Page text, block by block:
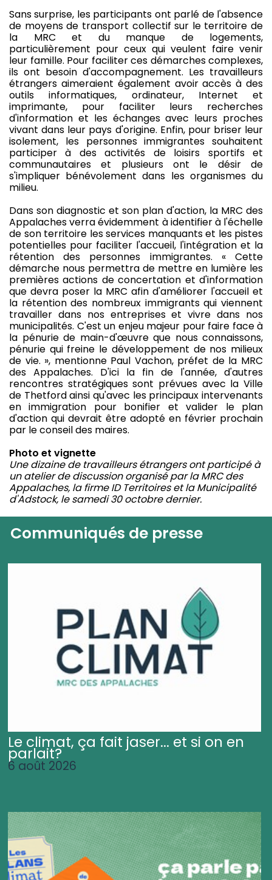
Sans surprise, les participants ont parlé de l'absence
de moyens de transport collectif sur le territoire de
la MRC et du manque de logements,
particulièrement pour ceux qui veulent faire venir
leur famille. Pour faciliter ces démarches complexes,
ils ont besoin d'accompagnement. Les travailleurs
étrangers aimeraient également avoir accès à des
outils informatiques, ordinateur, Internet et
imprimante, pour faciliter leurs recherches
d'information et les échanges avec leurs proches
vivant dans leur pays d'origine. Enfin, pour briser leur
isolement, les personnes immigrantes souhaitent
participer à des activités de loisirs sportifs et
communautaires et plusieurs ont le désir de
s'impliquer bénévolement dans les organismes du
milieu.
Dans son diagnostic et son plan d'action, la MRC des
Appalaches verra évidemment à identifier à l'échelle
de son territoire les services manquants et les pistes
potentielles pour faciliter l'accueil, l'intégration et la
rétention des personnes immigrantes. « Cette
démarche nous permettra de mettre en lumière les
premières actions de concertation et d'information
que devra poser la MRC afin d'améliorer l'accueil et
la rétention des nombreux immigrants qui viennent
travailler dans nos entreprises et vivre dans nos
municipalités. C'est un enjeu majeur pour faire face à
la pénurie de main-d'œuvre que nous connaissons,
pénurie qui freine le développement de nos milieux
de vie. », mentionne Paul Vachon, préfet de la MRC
des Appalaches. D'ici la fin de l'année, d'autres
rencontres stratégiques sont prévues avec la Ville
de Thetford ainsi qu'avec les principaux intervenants
en immigration pour bonifier et valider le plan
d'action qui devrait être adopté en février prochain
par le conseil des maires.
Photo et vignette
Une dizaine de travailleurs étrangers ont participé à
un atelier de discussion organisé par la MRC des
Appalaches, la firme ID Territoires et la Municipalité
d'Adstock, le samedi 30 octobre dernier.
Communiqués de presse
Le climat, ça fait jaser... et si on en
parlait?
6 août 2026